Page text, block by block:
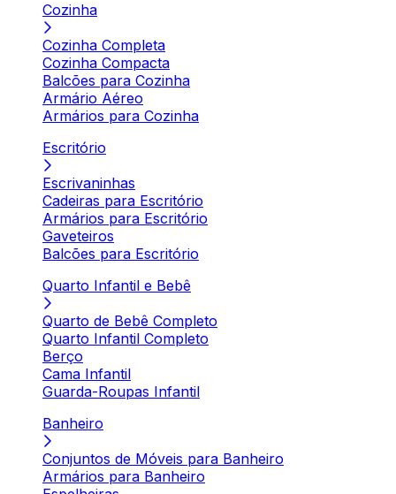
Cozinha
Cozinha Completa
Cozinha Compacta
Balcões para Cozinha
Armário Aéreo
Armários para Cozinha
Escritório
Escrivaninhas
Cadeiras para Escritório
Armários para Escritório
Gaveteiros
Balcões para Escritório
Quarto Infantil e Bebê
Quarto de Bebê Completo
Quarto Infantil Completo
Berço
Cama Infantil
Guarda-Roupas Infantil
Banheiro
Conjuntos de Móveis para Banheiro
Armários para Banheiro